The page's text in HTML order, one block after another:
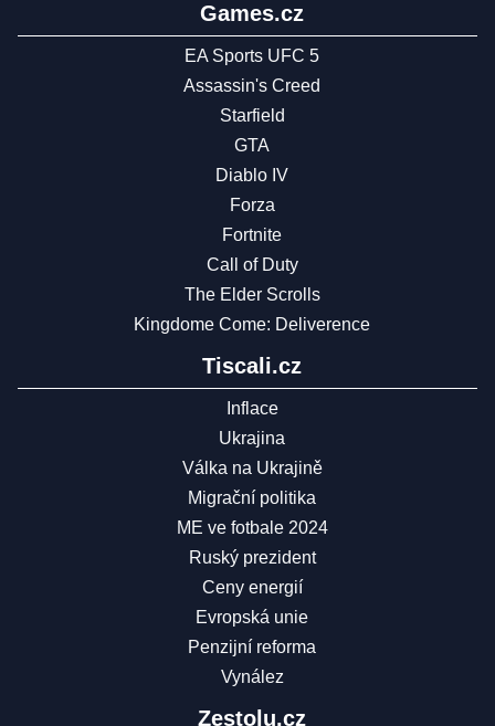
Games.cz
EA Sports UFC 5
Assassin's Creed
Starfield
GTA
Diablo IV
Forza
Fortnite
Call of Duty
The Elder Scrolls
Kingdome Come: Deliverence
Tiscali.cz
Inflace
Ukrajina
Válka na Ukrajině
Migrační politika
ME ve fotbale 2024
Ruský prezident
Ceny energií
Evropská unie
Penzijní reforma
Vynález
Zestolu.cz